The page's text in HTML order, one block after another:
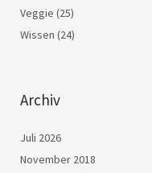
Veggie (25)
Wissen (24)
Archiv
Juli 2026
November 2018